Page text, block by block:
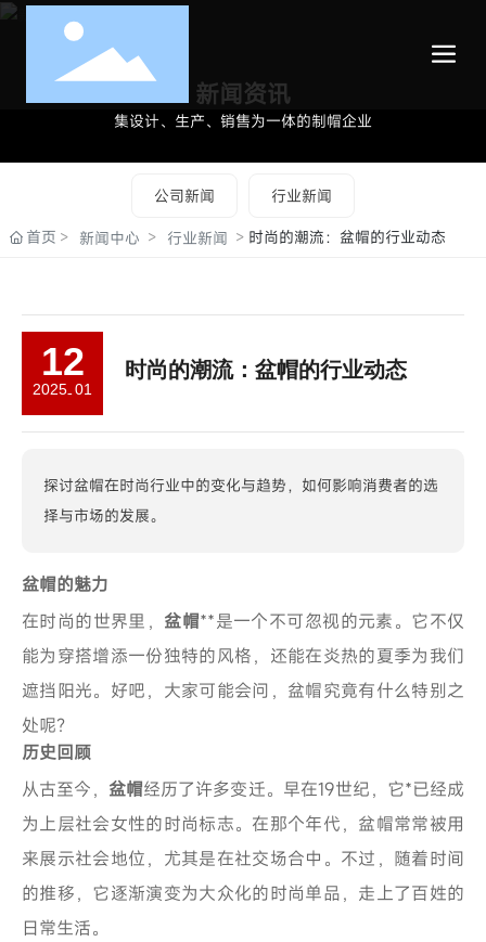
新闻资讯
集设计、生产、销售为一体的制帽企业
公司新闻
行业新闻
首页
新闻中心 行业新闻 时尚的潮流：盆帽的行业动态
12
2025-01
时尚的潮流：盆帽的行业动态
探讨盆帽在时尚行业中的变化与趋势，如何影响消费者的选
择与市场的发展。
盆帽的魅力
在时尚的世界里， 盆帽**是一个不可忽视的元素。它不仅
能为穿搭增添一份独特的风格，还能在炎热的夏季为我们
遮挡阳光。好吧，大家可能会问，盆帽究竟有什么特别之
处呢？
历史回顾
从古至今， 盆帽经历了许多变迁。早在19世纪，它*已经成
为上层社会女性的时尚标志。在那个年代，盆帽常常被用
来展示社会地位，尤其是在社交场合中。不过，随着时间
的推移，它逐渐演变为大众化的时尚单品，走上了百姓的
日常生活。